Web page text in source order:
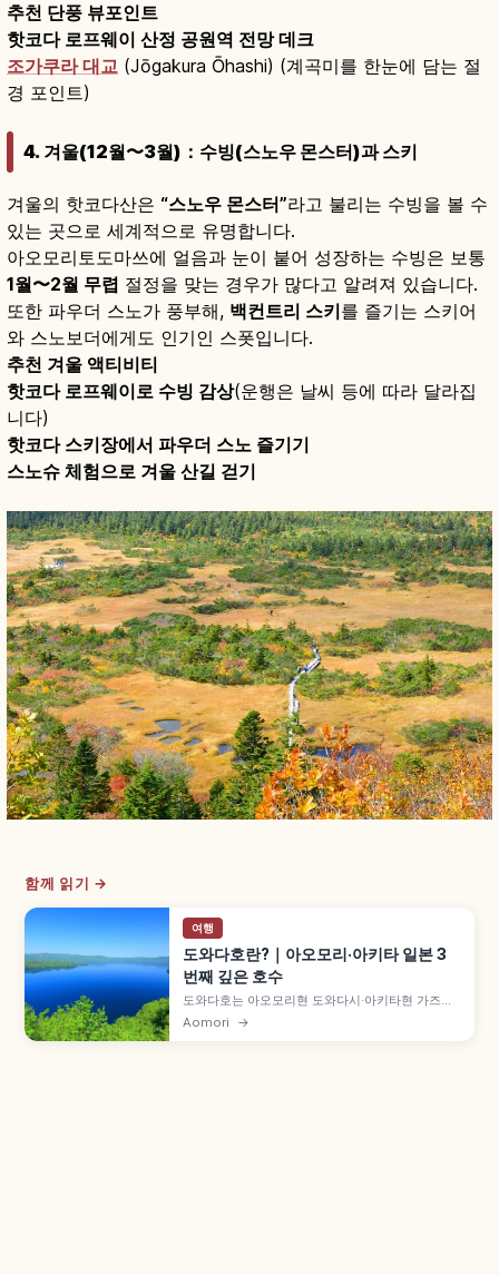
추천 단풍 뷰포인트
핫코다 로프웨이 산정 공원역 전망 데크
조가쿠라 대교 (Jōgakura Ōhashi) (계곡미를 한눈에 담는 절
경 포인트)
4. 겨울(12월〜3월)：수빙(스노우 몬스터)과 스키
겨울의 핫코다산은 “스노우 몬스터”라고 불리는 수빙을 볼 수
있는 곳으로 세계적으로 유명합니다.
아오모리토도마쓰에 얼음과 눈이 붙어 성장하는 수빙은 보통
1월〜2월 무렵 절정을 맞는 경우가 많다고 알려져 있습니다.
또한 파우더 스노가 풍부해, 백컨트리 스키를 즐기는 스키어
와 스노보더에게도 인기인 스폿입니다.
추천 겨울 액티비티
핫코다 로프웨이로 수빙 감상(운행은 날씨 등에 따라 달라집
니다)
핫코다 스키장에서 파우더 스노 즐기기
스노슈 체험으로 겨울 산길 걷기
함께 읽기 →
여행
도와다호란?｜아오모리·아키타 일본 3
번째 깊은 호수
도와다호는 아오모리현 도와다시·아키타현 가즈노
군 고사카마치 경계의 칼데라호로, 면적 약 59.8㎢·
Aomori →